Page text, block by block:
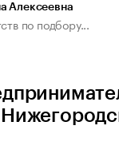
Алексеевна
по подбору...